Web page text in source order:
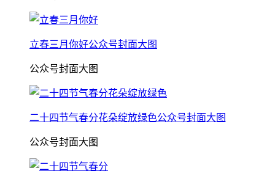
立春三月你好公众号封面大图
公众号封面大图
二十四节气春分花朵绽放绿色公众号封面大图
公众号封面大图